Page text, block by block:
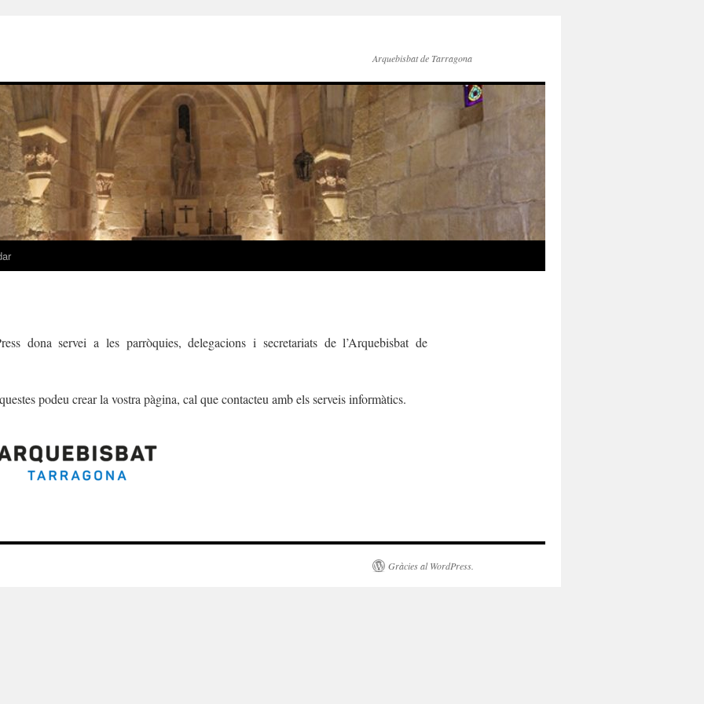
Arquebisbat de Tarragona
dona servei a les parròquies, delegacions i secretariats de l’Arquebisbat de
podeu crear la vostra pàgina, cal que contacteu amb els serveis informàtics.
Gràcies al WordPress.